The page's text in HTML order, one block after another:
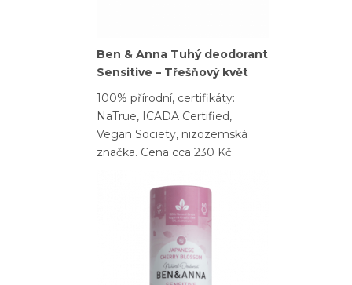
Ben & Anna Tuhý deodorant
Sensitive – Třešňový květ
100% přírodní, certifikáty:
NaTrue, ICADA Certified,
Vegan Society, nizozemská
značka. Cena cca 230 Kč